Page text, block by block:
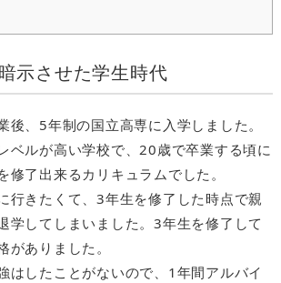
示させた学生時代
後、5年制の国立高専に入学しました。
ベルが高い学校で、20歳で卒業する頃に
修了出来るカリキュラムでした。
行きたくて、3年生を修了した時点で親
学してしまいました。3年生を修了して
がありました。
はしたことがないので、1年間アルバイ